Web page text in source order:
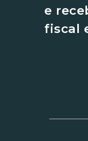
e
fiscal